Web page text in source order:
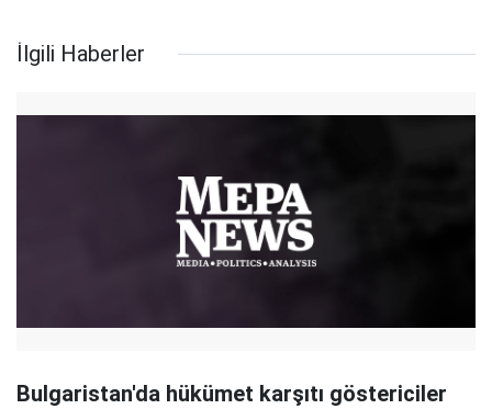
İlgili Haberler
Bulgaristan'da hükümet karşıtı göstericiler